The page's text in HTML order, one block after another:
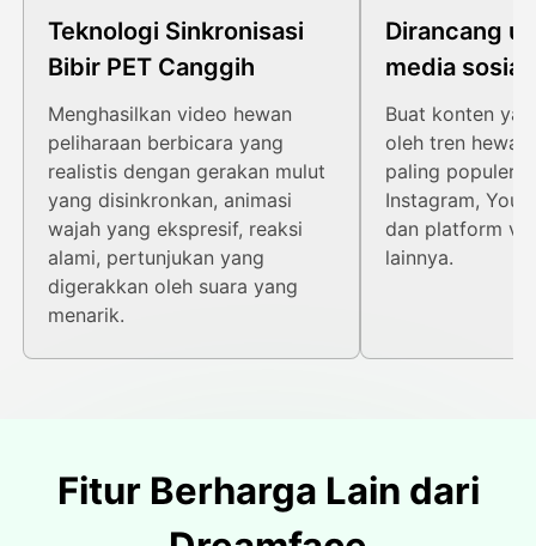
Teknologi Sinkronisasi
Bibir PET Canggih
Menghasilkan video hewan
peliharaan berbicara yang
realistis dengan gerakan mulut
yang disinkronkan, animasi
wajah yang ekspresif, reaksi
alami, pertunjukan yang
digerakkan oleh suara yang
menarik.
Dirancang
media
Buat konten
oleh tren hewan
paling populer
Instagram,
dan platform
lainnya.
Fitur Berharga Lain dari